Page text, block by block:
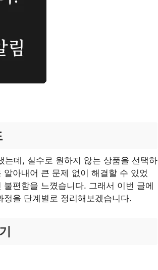
는데, 실수로 원하지 않는 상품을 선택하
아내어 큰 문제 없이 해결할 수 있었
편함을 느꼈습니다. 그래서 이번 글에
을 단계별로 정리해보겠습니다.